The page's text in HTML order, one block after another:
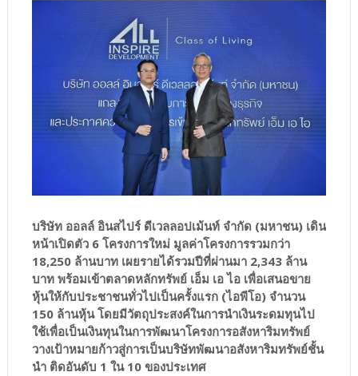
บริษัท ออลล์ อินสไปร์ ดีเวลลอปเม้นท์ จำกัด (มหาชน) เดิน
หน้าเปิดตัว 6 โครงการใหม่ มูลค่าโครงการรวมกว่า
18,250 ล้านบาท เผยรายได้รวมปีที่ผ่านมา 2,343 ล้าน
บาท พร้อมเข้าตลาดหลักทรัพย์ เอ็ม เอ ไอ เพื่อเสนอขาย
หุ้นให้กับประชาชนทั่วไปเป็นครั้งแรก (ไอพีโอ) จำนวน
150 ล้านหุ้น โดยมีวัตถุประสงค์ในการนำเงินระดมทุนไป
ใช้เพื่อเป็นเงินทุนในการพัฒนาโครงการอสังหาริมทรัพย์
วางเป้าหมายก้าวสู่การเป็นบริษัทพัฒนาอสังหาริมทรัพย์ชั้น
นำ ติดอันดับ 1 ใน 10 ของประเทศ